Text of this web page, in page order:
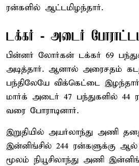
ரன்களில் ஆட்டமிழந்தார்.
டக்கர் - அடைர்
பின்னர் லோர்கன் டக்கர் 69
அடித்தார். ஆனால் அரைசதம்
பந்திலேயே விக்கெட்டை
மார்க் அடைர் 47 பந்துகளில் 44
வரை போராடினார்.
இறுதியில் அயர்லாந்து அணி
இன்னிங்சில் 244 ரன்களுக்கு
மூலம் நியூசிலாந்து அணி